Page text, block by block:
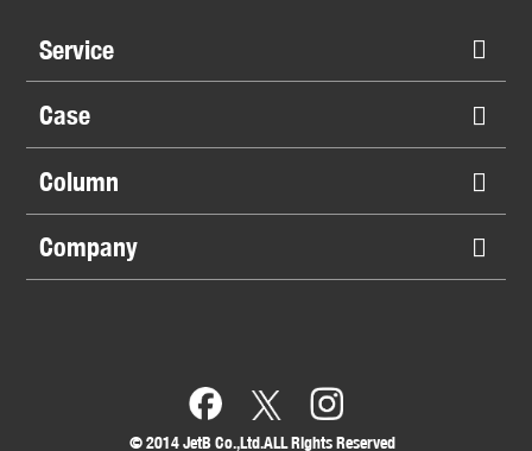
Service
Case
Column
Company
©︎ 2014 JetB Co.,Ltd.ALL Rights Reserved